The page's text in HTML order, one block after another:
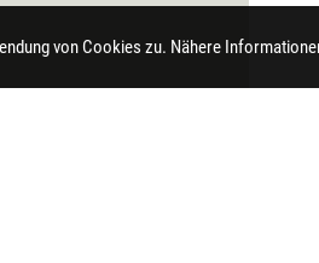
von Cookies zu. Nähere